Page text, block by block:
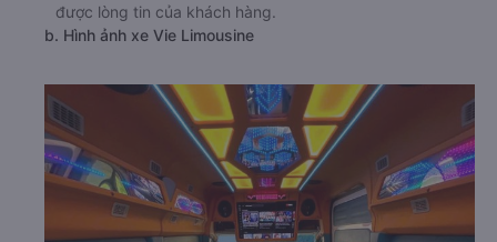
được lòng tin của khách hàng.
b. Hình ảnh xe Vie Limousine